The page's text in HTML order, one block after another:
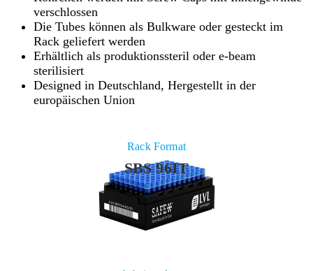
verschlossen
Die Tubes können als Bulkware oder gesteckt im
Rack geliefert werden
Erhältlich als produktionssteril oder e-beam
sterilisiert
Designed in Deutschland, Hergestellt in der
europäischen Union
Rack Format
SBS 96IT